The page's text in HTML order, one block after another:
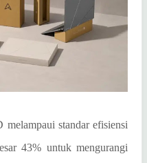
standar efisiensi
43% untuk mengurangi